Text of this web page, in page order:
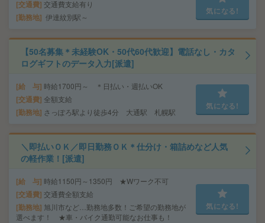
交通費 交通費支給有り
勤務地 伊達紋別駅～
気になる!
【50名募集＊未経験OK・50代60代歓迎】電話なし・カタ
ログギフトのデータ入力[派遣]
給 与 時給1700円～ ＊日払い・週払いOK
交通費 全額支給
勤務地 さっぽろ駅より徒歩4分 大通駅 札幌駅
気になる!
＼即払いＯＫ／即日勤務ＯＫ＊仕分け・箱詰めなど人気
の軽作業！[派遣]
給 与 時給1150円～1350円 ★Wワーク不可
交通費 交通費全額支給
勤務地 旭川市など…勤務地多数！ご希望の勤務地が
選べます！ ★車・バイク通勤可能なお仕事も！
気になる!